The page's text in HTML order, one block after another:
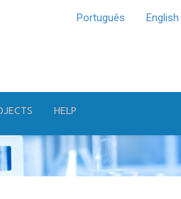
Português English
HELP